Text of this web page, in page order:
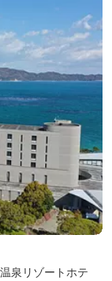
泉リゾートホテ